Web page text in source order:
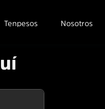
Tenpesos Nosotros